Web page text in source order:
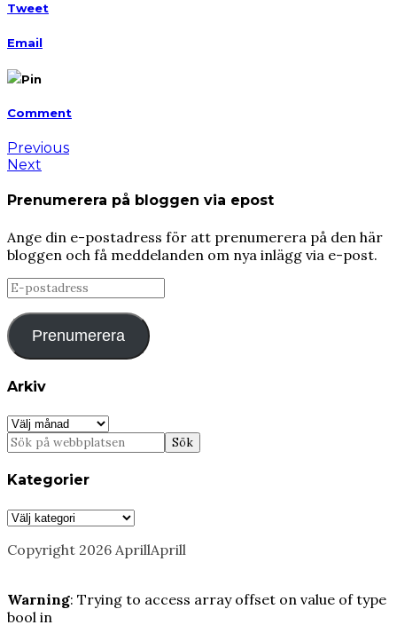
Tweet
Email
Pin
Comment
Previous
Next
Prenumerera på bloggen via epost
Ange din e-postadress för att prenumerera på den här
bloggen och få meddelanden om nya inlägg via e-post.
E-
postadress
Prenumerera
Arkiv
Arkiv
Kategorier
Kategorier
Copyright 2026 AprillAprill
Warning: Trying to access array offset on value of type
bool in